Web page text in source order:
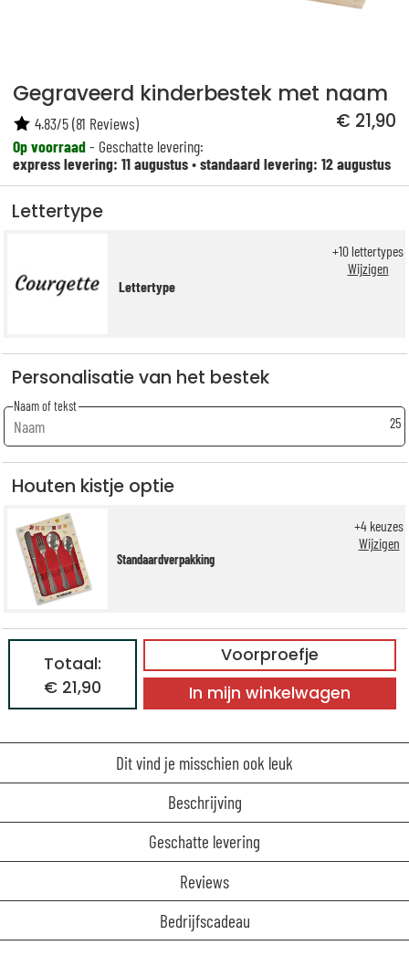
Gegraveerd kinderbestek met naam
€ 21,90
Op voorraad- Geschatte levering:
express levering: 11 augustus•standaard levering: 12 augustus
4.83/5(81 Reviews)
Lettertype
Lettertype
+10lettertypes
Wijzigen
Personalisatie van het bestek
Naam of tekst
25
Houten kistje optie
Standaardverpakking
+4 keuzes
Wijzigen
Voorproefje
Totaal:
€ 21,90
In mijn winkelwagen
Dit vind je misschien ook leuk
Beschrijving
Geschatte levering
Reviews
Bedrijfscadeau